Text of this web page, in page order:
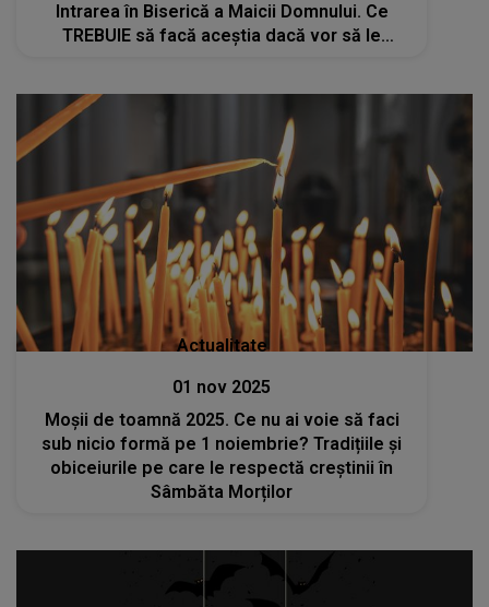
Intrarea în Biserică a Maicii Domnului. Ce
TREBUIE să facă aceștia dacă vor să le
Actualitate
01 nov 2025
Moșii de toamnă 2025. Ce nu ai voie să faci
sub nicio formă pe 1 noiembrie? Tradițiile și
obiceiurile pe care le respectă creștinii în
Sâmbăta Morților